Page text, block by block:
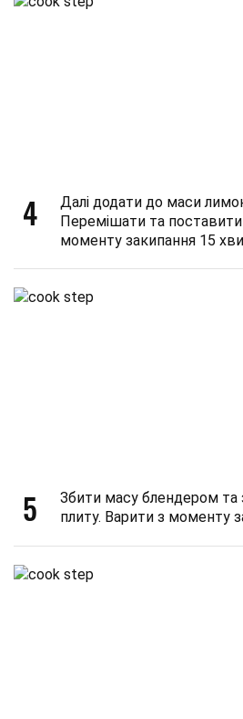
4
Далі додати до маси
Перемішати та
моменту закипання 15
5
Збити масу блендером та
плиту. Варити з моменту